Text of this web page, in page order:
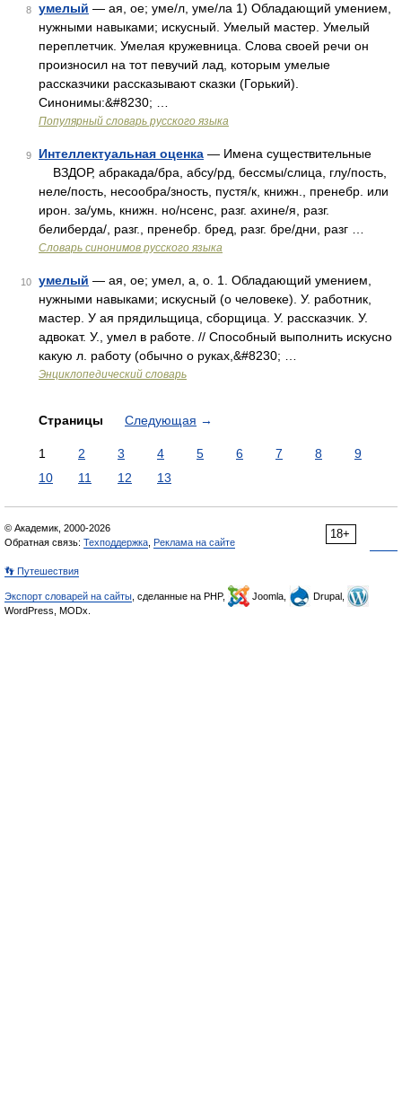
8 умелый — ая, ое; уме/л, уме/ла 1) Обладающий умением,
нужными навыками; искусный. Умелый мастер. Умелый
переплетчик. Умелая кружевница. Слова своей речи он
произносил на тот певучий лад, которым умелые
рассказчики рассказывают сказки (Горький).
Синонимы:&#8230; …
Популярный словарь русского языка
9 Интеллектуальная оценка — Имена существительные
ВЗДОР, абракада/бра, абсу/рд, бессмы/слица, глу/пость,
неле/пость, несообра/зность, пустя/к, книжн., пренебр. или
ирон. за/умь, книжн. но/нсенс, разг. ахине/я, разг.
белиберда/, разг., пренебр. бред, разг. бре/дни, разг …
Словарь синонимов русского языка
10 умелый — ая, ое; умел, а, о. 1. Обладающий умением,
нужными навыками; искусный (о человеке). У. работник,
мастер. У ая прядильщица, сборщица. У. рассказчик. У.
адвокат. У., умел в работе. // Способный выполнить искусно
какую л. работу (обычно о руках,&#8230; …
Энциклопедический словарь
Страницы Следующая →
1 2 3 4 5 6 7 8
9
10
11 12 13
18+
© Академик, 2000-2026
Обратная связь: Техподдержка Реклама на сайте
👣 Путешествия
Экспорт словарей на сайты , сделанные на PHP, Joomla,
Drupal,
WordPress, MODx.